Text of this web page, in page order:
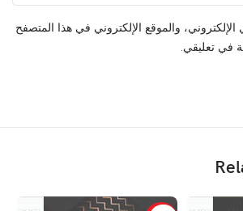
والموقع الإلكتروني في هذا المتصفح
في تعليقي.